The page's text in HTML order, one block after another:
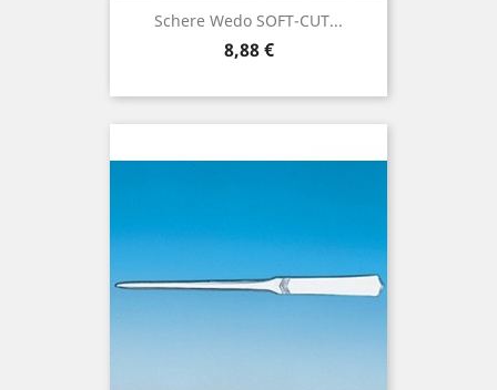
Schere Wedo SOFT-CUT...
Preis
8,88 €